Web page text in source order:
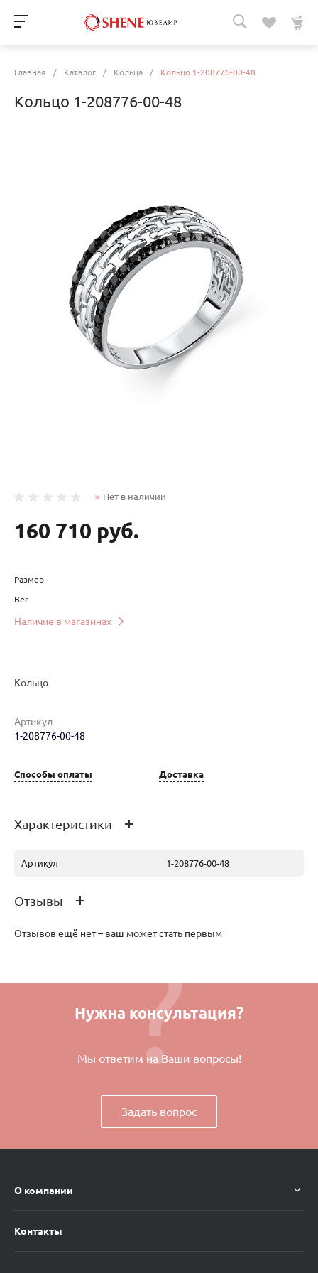
Главная / Каталог / Кольца / Кольцо 1-208776-00-48
Кольцо 1-208776-00-48
Нет в наличии
160 710 руб.
Размер
Вес
Наличие в магазинах
Наименование товара
Кольцо
Артикул
1-208776-00-48
Способы оплаты Доставка
Характеристики
Артикул 1-208776-00-48
Отзывы
Отзывов ещё нет – ваш может стать первым
Нужна консультация?
Мы ответим на Ваши вопросы!
Задать вопрос
О компании
Контакты